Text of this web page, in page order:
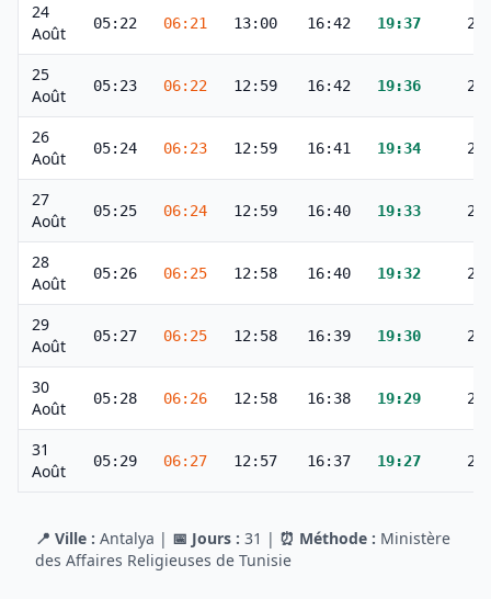
24
Août
05:22 06:21 13:00 16:42 19:37
25
Août
05:23 06:22 12:59 16:42 19:36
26
Août
05:24 06:23 12:59 16:41 19:34
27
Août
05:25 06:24 12:59 16:40 19:33
28
Août
05:26 06:25 12:58 16:40 19:32
29
Août
05:27 06:25 12:58 16:39 19:30
30
Août
05:28 06:26 12:58 16:38 19:29
31
Août
05:29 06:27 12:57 16:37 19:27
📍 Ville : Antalya | 📅 Jours : 31 | ⏰ Méthode : Ministère
des Affaires Religieuses de Tunisie